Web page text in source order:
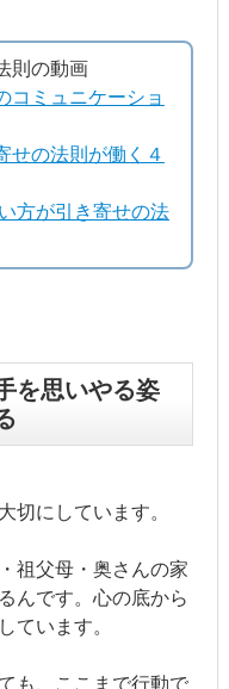
則の動画
コミュニケーショ
せの法則が働く４
方が引き寄せの法
を思いやる姿
切にしています。
祖父母・奥さんの家
んです。心の底から
ています。
も、ここまで行動で